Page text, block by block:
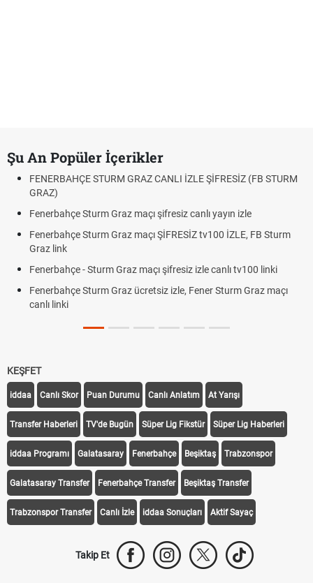
Şu An Popüler İçerikler
FENERBAHÇE STURM GRAZ CANLI İZLE ŞİFRESİZ (FB STURM
GRAZ)
Fenerbahçe Sturm Graz maçı şifresiz canlı yayın izle
Fenerbahçe Sturm Graz maçı ŞİFRESİZ tv100 İZLE, FB Sturm
Graz link
Fenerbahçe - Sturm Graz maçı şifresiz izle canlı tv100 linki
Fenerbahçe Sturm Graz ücretsiz izle, Fener Sturm Graz maçı
canlı linki
KEŞFET
iddaa Canlı Skor Puan Durumu Canlı Anlatım At Yarışı
Transfer Haberleri TV'de Bugün Süper Lig Fikstür Süper Lig Haberleri
iddaa Programı Galatasaray Fenerbahçe Beşiktaş Trabzonspor
Galatasaray Transfer Fenerbahçe Transfer Beşiktaş Transfer
Trabzonspor Transfer Canlı İzle iddaa Sonuçları Aktif Sayaç
Takip Et